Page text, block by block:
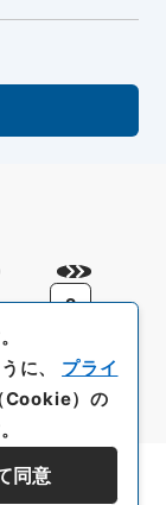
2
に、 プライ
Cookie）の
同意